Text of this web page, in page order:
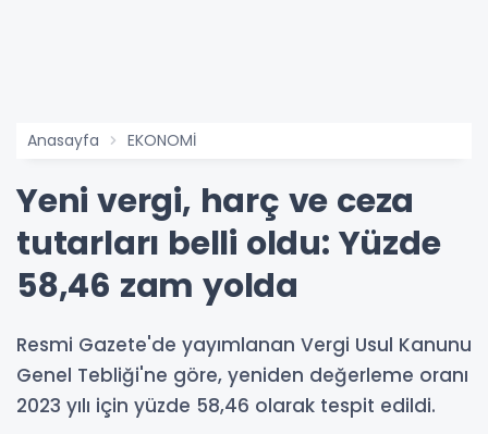
Anasayfa EKONOMİ
Yeni vergi, harç ve ceza
tutarları belli oldu: Yüzde
58,46 zam yolda
Resmi Gazete'de yayımlanan Vergi Usul Kanunu
Genel Tebliği'ne göre, yeniden değerleme oranı
2023 yılı için yüzde 58,46 olarak tespit edildi.